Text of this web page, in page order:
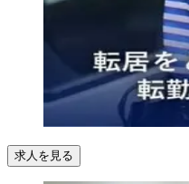
求人を見る